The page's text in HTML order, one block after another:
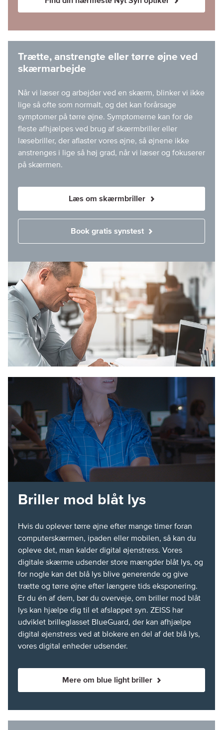
Trætte, anstrengte eller tørre øjne ved
skærmarbejde
Når vi læser og arbejder ved en skærm, blinker vi ikke
lige så ofte som normalt, og det kan forårsage
symptomer på tørre øjne. Symptomerne kan for de
fleste afhjælpes ved brug af skærmbriller eller
læsebriller, der aflaster vores øjne, så øjnene ikke
anstrenges i lige så høj grad, når vi læser og fokuserer
på skærmen.
Læs om skærmbriller
Book gratis synstest
Briller mod blåt lys
Hvis du oplever tørre øjne efter mange timer foran
computerskærmen, ipaden eller mobilen, så kan du
opleve det, man kalder digital øjenstress. Vores
digitale skærme udsender store mængder blåt lys, og
for nogle kan det blå lys blive generende og give
trætte og tørre øjne efter længere tids eksponering.
Er du én af dem, bør du overveje, om briller mod blåt
lys kan hjælpe dig til et afslappet syn. ZEISS har
udviklet brilleglasset BlueGuard, der kan afhjælpe
digital øjenstress ved at blokere en del af det blå lys,
vores digital enheder udsender.
Mere om blue light briller